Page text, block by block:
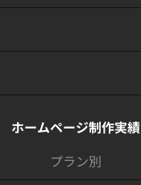
ホームページ制作実績
プラン別